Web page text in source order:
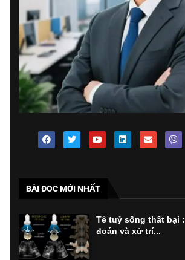
BÀI ĐOC MỚI NHẤT
Tê tuỷ sống thất bại
đoán và xử trí...